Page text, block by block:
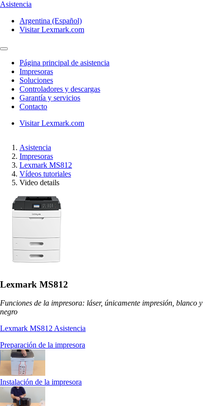
Asistencia
Argentina (Español)
Visitar Lexmark.com
Página principal de asistencia
Impresoras
Soluciones
Controladores y descargas
Garantía y servicios
Contacto
Visitar Lexmark.com
Asistencia
Impresoras
Lexmark MS812
Vídeos tutoriales
Video details
Lexmark MS812
Funciones de la impresora: láser, únicamente impresión, blanco y
negro
Lexmark MS812 Asistencia
Preparación de la impresora
Instalación de la impresora